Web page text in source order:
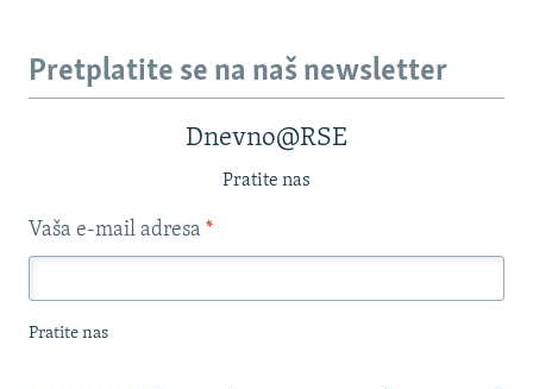
Pretplatite se na naš newsletter
Dnevno@RSE
Pratite nas
Vaša e-mail adresa *
Pratite nas